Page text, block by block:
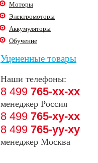
Моторы
Электромоторы
Аккумуляторы
Обучение
Уцененные товары
Наши телефоны:
8 499 765-xx-xx
менеджер Россия
8 499 765-xy-xx
8 499 765-yy-xy
менеджер Москва